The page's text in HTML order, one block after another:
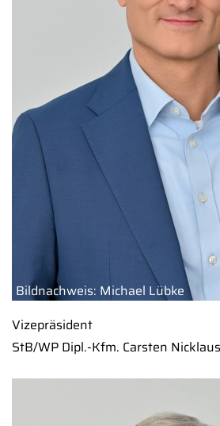
Bildnachweis: Michael Lübke
Vizepräsident
StB/WP Dipl.-Kfm. Carsten